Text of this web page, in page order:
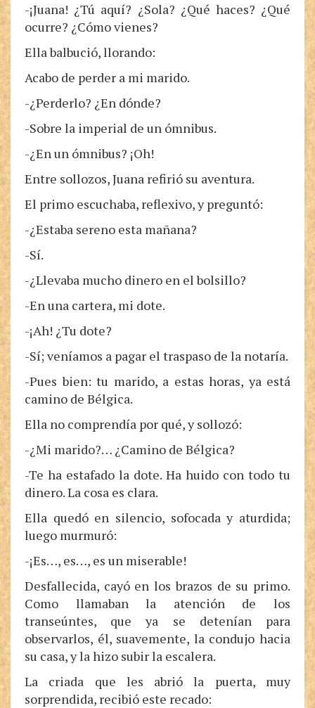
-¡Juana! ¿Tú aquí? ¿Sola? ¿Qué haces? ¿Qué
ocurre? ¿Cómo vienes?
Ella balbució, llorando:
Acabo de perder a mi marido.
-¿Perderlo? ¿En dónde?
-Sobre la imperial de un ómnibus.
-¿En un ómnibus? ¡Oh!
Entre sollozos, Juana refirió su aventura.
El primo escuchaba, reflexivo, y preguntó:
-¿Estaba sereno esta mañana?
-Sí.
-¿Llevaba mucho dinero en el bolsillo?
-En una cartera, mi dote.
-¡Ah! ¿Tu dote?
-Sí; veníamos a pagar el traspaso de la notaría.
-Pues bien: tu marido, a estas horas, ya está
camino de Bélgica.
Ella no comprendía por qué, y sollozó:
-¿Mi marido?… ¿Camino de Bélgica?
-Te ha estafado la dote. Ha huido con todo tu
dinero. La cosa es clara.
Ella quedó en silencio, sofocada y aturdida;
luego murmuró:
-¡Es…, es…, es un miserable!
Desfallecida, cayó en los brazos de su primo.
Como llamaban la atención de los
transeúntes, que ya se detenían para
observarlos, él, suavemente, la condujo hacia
su casa, y la hizo subir la escalera.
La criada que les abrió la puerta, muy
sorprendida, recibió este recado: